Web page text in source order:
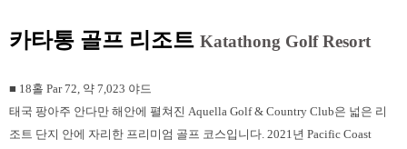
카타통 골프 리조트 Katathong Golf Resort
■ 18홀 Par 72, 약 7,023 야드
태국 팡아주 안다만 해안에 펼쳐진 Aquella Golf & Country Club은 넓은 리
조트 단지 안에 자리한 프리미엄 골프 코스입니다. 2021년 Pacific Coast